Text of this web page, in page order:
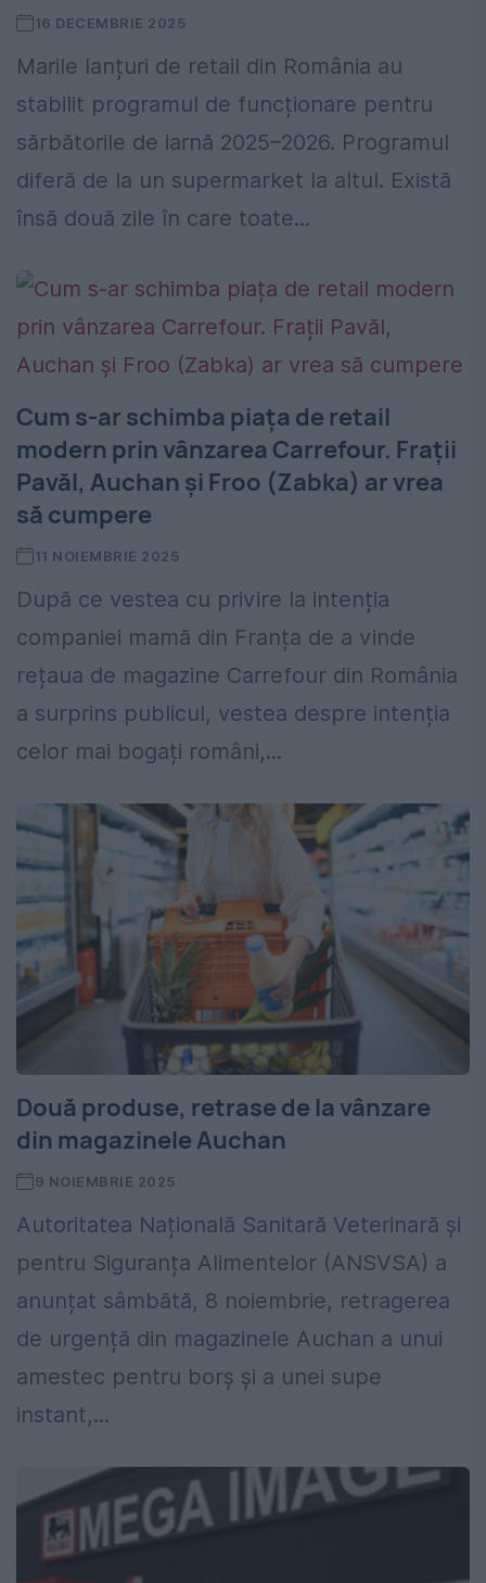
16 DECEMBRIE 2025
Marile lanțuri de retail din România au
stabilit programul de funcționare pentru
sărbătorile de iarnă 2025–2026. Programul
diferă de la un supermarket la altul. Există
însă două zile în care toate...
Cum s-ar schimba piața de retail
modern prin vânzarea Carrefour. Frații
Pavăl, Auchan și Froo (Zabka) ar vrea
să cumpere
11 NOIEMBRIE 2025
După ce vestea cu privire la intenția
companiei mamă din Franța de a vinde
rețaua de magazine Carrefour din România
a surprins publicul, vestea despre intenția
celor mai bogați români,...
Două produse, retrase de la vânzare
din magazinele Auchan
9 NOIEMBRIE 2025
Autoritatea Națională Sanitară Veterinară și
pentru Siguranța Alimentelor (ANSVSA) a
anunțat sâmbătă, 8 noiembrie, retragerea
de urgență din magazinele Auchan a unui
amestec pentru borș și a unei supe
instant,...